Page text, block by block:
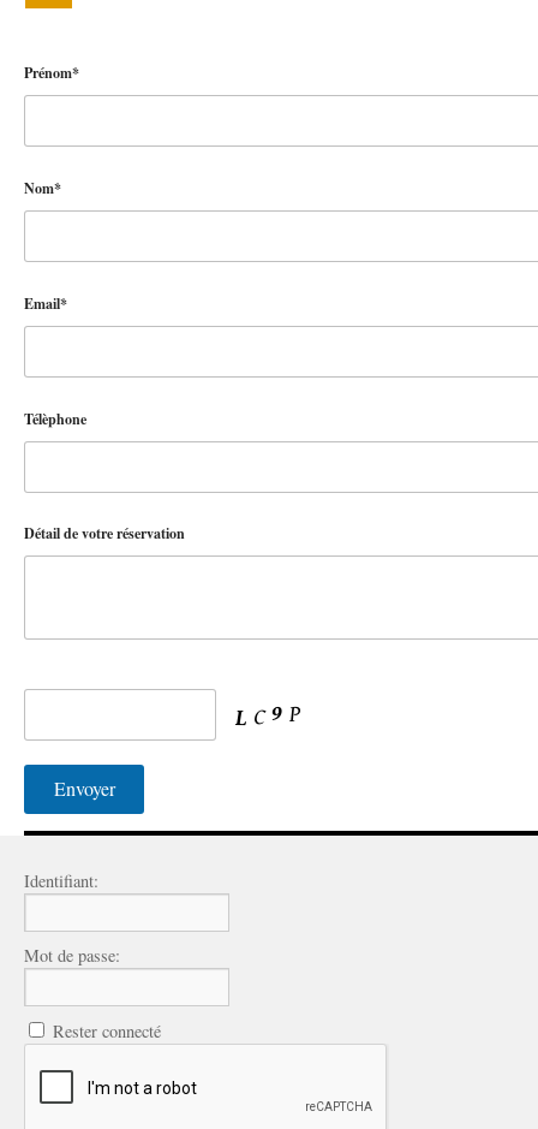
Prénom*
Nom*
Email*
Télèphone
Détail de votre réservation
Identifiant:
Mot de passe:
Rester connecté